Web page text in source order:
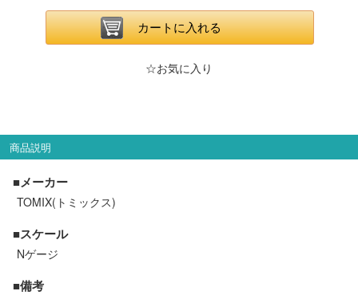
ログイン/マイページ
会員ランクについて
会社概要
レビューについて
カートに入れる
☆お気に入り
商品説明
■メーカー
TOMIX(トミックス)
■スケール
Nゲージ
■備考